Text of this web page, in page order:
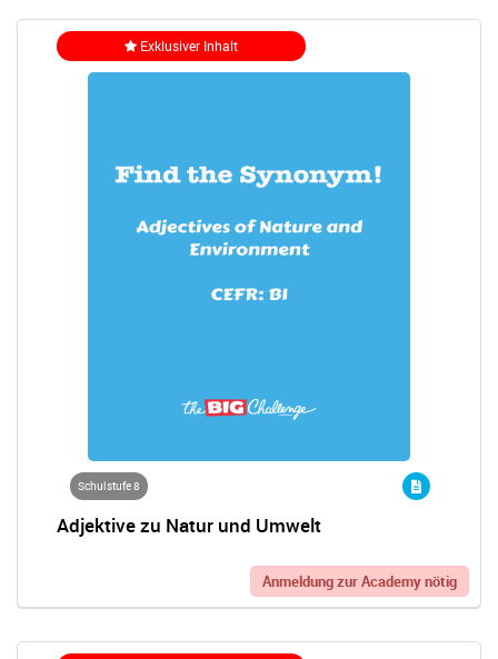
Exklusiver Inhalt
Schulstufe 8
Adjektive zu Natur und Umwelt
Anmeldung zur Academy nötig